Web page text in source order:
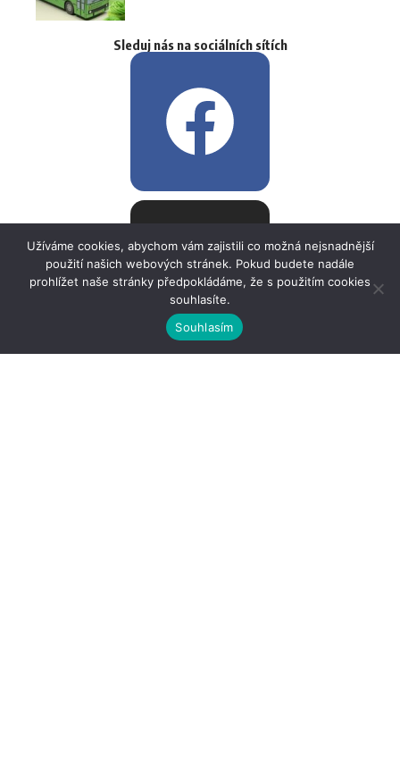
Sleduj nás na sociálních sítích
Užíváme cookies, abychom vám zajistili co možná nejsnadnější
použití našich webových stránek. Pokud budete nadále
prohlížet naše stránky předpokládáme, že s použitím cookies
souhlasíte.
Souhlasím